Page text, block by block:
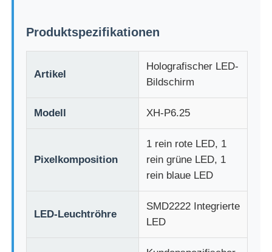
Produkte
Über uns
Fabrik Tour
Produktspezifikationen
Artikel
Holografischer LED-
Bildschirm
Modell XH-P6.25
Pixelkomposition
1 rein rote LED, 1
rein grüne LED, 1
rein blaue LED
LED-Leuchtröhre
SMD2222 Integrierte
LED